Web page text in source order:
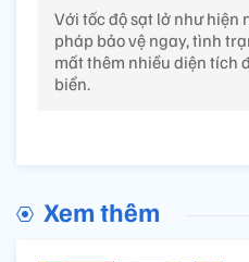
Với tốc độ sạt lở như hiện
pháp bảo vệ ngay, tình
mất thêm nhiều diện tích
biển.
Xem thêm